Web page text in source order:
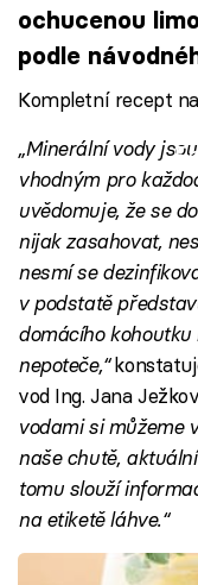
ochucenou
podle
Kompletní recept
„Minerální vody
vhodným pro
uvědomuje, že se
nijak zasahovat,
nesmí se
v podstatě
domácího
nepoteče,“
vod Ing. Jana
vodami si můžeme
naše chutě,
tomu slouží
na etiketě láhve.“